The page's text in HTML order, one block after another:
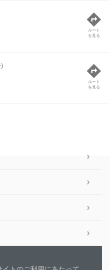
ルート
を見る
ルート
を見る